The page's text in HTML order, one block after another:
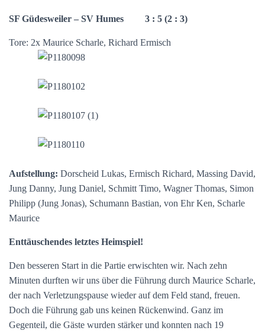
SF Güdesweiler – SV Humes 3 : 5 (2 : 3)
Tore: 2x Maurice Scharle, Richard Ermisch
Aufstellung: Dorscheid Lukas, Ermisch Richard, Massing David,
Jung Danny, Jung Daniel, Schmitt Timo, Wagner Thomas, Simon
Philipp (Jung Jonas), Schumann Bastian, von Ehr Ken, Scharle
Maurice
Enttäuschendes letztes Heimspiel!
Den besseren Start in die Partie erwischten wir. Nach zehn
Minuten durften wir uns über die Führung durch Maurice Scharle,
der nach Verletzungspause wieder auf dem Feld stand, freuen.
Doch die Führung gab uns keinen Rückenwind. Ganz im
Gegenteil, die Gäste wurden stärker und konnten nach 19